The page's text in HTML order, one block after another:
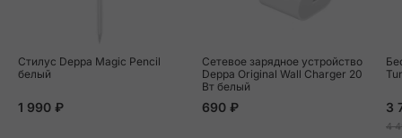
Стилус Deppa Magic Pencil
белый
1 990 ₽
Сетевое зарядное устройство
Deppa Original Wall Charger 20
Вт белый
690 ₽ 3
4